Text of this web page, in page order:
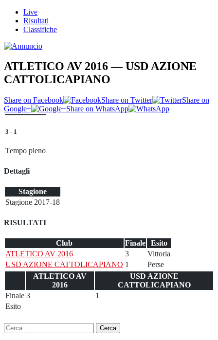
Live
Risultati
Classifiche
ATLETICO AV 2016 — USD AZIONE
CATTOLICAPIANO
Share on Facebook Share on Twitter
Share on
Google+
Share on WhatsApp
3 - 1
Tempo pieno
Dettagli
Stagione
Stagione 2017-18
RISULTATI
Club Finale
Esito
ATLETICO AV 2016
3
Vittoria
USD AZIONE CATTOLICAPIANO 1
Perse
ATLETICO AV
2016
USD AZIONE
CATTOLICAPIANO
Finale 3
1
Esito
Ricerca
per: